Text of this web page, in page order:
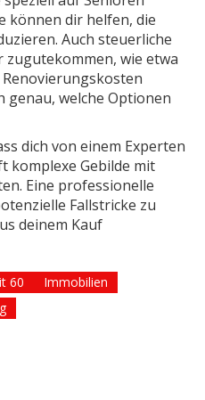
können dir helfen, die
Auch steuerliche
wie etwa
genau, welche Optionen
dich von einem Experten
komplexe Gebilde mit
Eine professionelle
Fallstricke zu
deinem Kauf
60
Immobilien